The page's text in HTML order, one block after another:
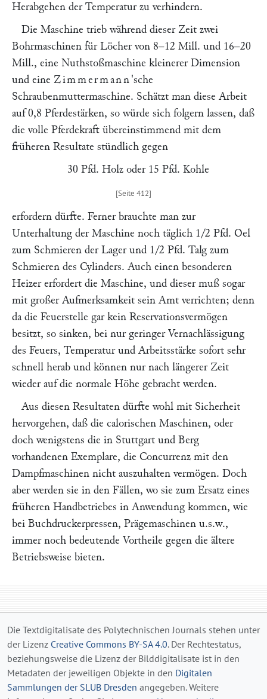
Herabgehen der Temperatur zu verhindern.
Die Maschine trieb während dieser Zeit zwei
Bohrmaschinen für Löcher von 8–12 Mill. und 16–20
Mill., eine Nuthstoßmaschine kleinerer Dimension
und eine Zimmermann 'sche
Schraubenmuttermaschine. Schätzt man diese Arbeit
auf 0,8 Pferdestärken, so würde sich folgern lassen, daß
die volle Pferdekraft übereinstimmend mit dem
früheren Resultate stündlich gegen
30 Pfd. Holz oder 15 Pfd. Kohle
erfordern dürfte. Ferner brauchte man zur
Unterhaltung der Maschine noch täglich 1/2 Pfd. Oel
zum Schmieren der Lager und 1/2 Pfd. Talg zum
Schmieren des Cylinders. Auch einen besonderen
Heizer erfordert die Maschine, und dieser muß sogar
mit großer Aufmerksamkeit sein Amt verrichten; denn
da die Feuerstelle gar kein Reservationsvermögen
besitzt, so sinken, bei nur geringer Vernachlässigung
des Feuers, Temperatur und Arbeitsstärke sofort sehr
schnell herab und können nur nach längerer Zeit
wieder auf die normale Höhe gebracht werden.
Aus diesen Resultaten dürfte wohl mit Sicherheit
hervorgehen, daß die calorischen Maschinen, oder
doch wenigstens die in Stuttgart und Berg
vorhandenen Exemplare, die Concurrenz mit den
Dampfmaschinen nicht auszuhalten vermögen. Doch
aber werden sie in den Fällen, wo sie zum Ersatz eines
früheren Handbetriebes in Anwendung kommen, wie
bei Buchdruckerpressen, Prägemaschinen u.s.w.,
immer noch bedeutende Vortheile gegen die ältere
Betriebsweise bieten.
Die Textdigitalisate des Polytechnischen Journals stehen unter
der Lizenz Creative Commons BY-SA 4.0. Der Rechtestatus,
beziehungsweise die Lizenz der Bilddigitalisate ist in den
Metadaten der jeweiligen Objekte in den Digitalen
Sammlungen der SLUB Dresden angegeben. Weitere